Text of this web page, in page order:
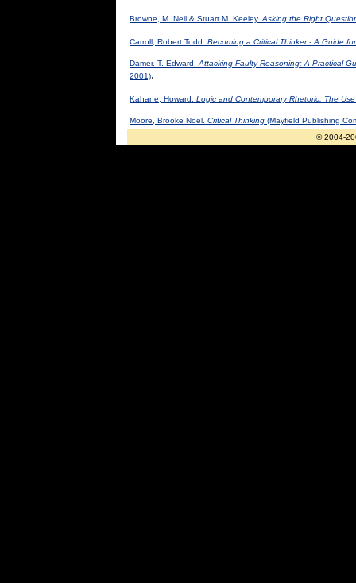
Browne, M. Neil & Stuart M. Keeley. Asking the Right
Carroll, Robert Todd. Becoming a Critical Thinker - A Guide
Damer. T. Edward. Attacking Faulty Reasoning: A Practical
2001).
Kahane, Howard. Logic and Contemporary Rhetoric: The
Moore, Brooke Noel. Critical Thinking (Mayfield Publishing
© 2004-